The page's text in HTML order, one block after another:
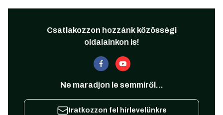
Csatlakozzon hozzánk közösségi
oldalainkon is!
Ne maradjon le semmiről...
Iratkozzon fel hírlevelünkre